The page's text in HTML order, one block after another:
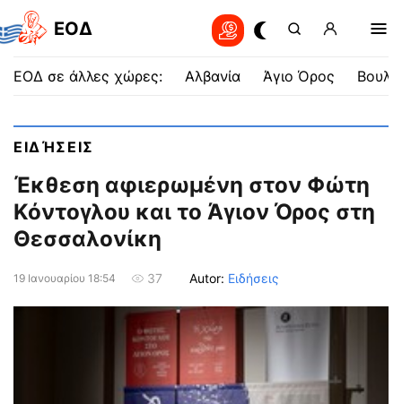
EOΔ
ΕΟΔ σε άλλες χώρες: Αλβανία Άγιο Όρος
ΕΙΔΉΣΕΙΣ
Έκθεση αφιερωμένη στον Φώτη
Κόντογλου και το Άγιον Όρος στη
Θεσσαλονίκη
19 Ιανουαρίου 18:54 37 Autor: Ειδήσεις